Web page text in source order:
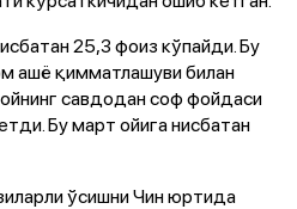
25,3 фоиз кўпайди. Бу
ашё қимматлашуви билан
савдодан соф фойдаси
Бу март ойига нисбатан
ўсишни Чин юртида